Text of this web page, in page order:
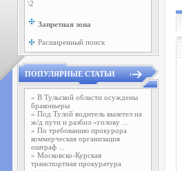
\2
Запретная зона
Расширенный поиск
ПОПУЛЯРНЫЕ СТАТЬИ
» В Тульской области осуждены
браконьеры
» Под Тулой водитель вылетел на
ж/д пути и разбил «голову ...
» По требованию прокурора
коммерческая организация
оштраф ...
» Московско-Курская
транспортная прокуратура